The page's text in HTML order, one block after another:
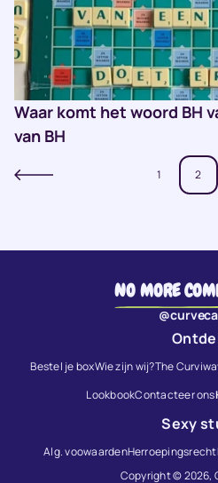
Waar komt het woord BH
van BH
1 2
NO MORE
Bestel je boxWie zijn wij?The
LookbookContacteer ons
Sexy
Alg. voowaardenHerroepingsrecht
Copyright © 2026,